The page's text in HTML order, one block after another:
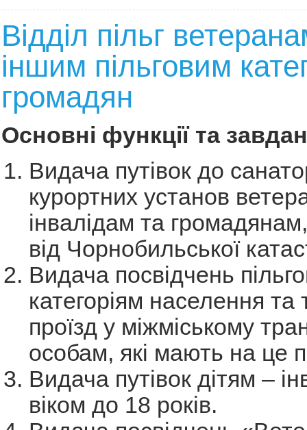
Відділ пільг
іншим пільговим
громадян
Основні функції та
Видача путівок до
курортних установ
інвалідам та
від Чорнобильської
Видача посвідчень
категоріям населення та
проїзд у міжміському
особам, які мають на це
Видача путівок дітям –
віком до 18 років.